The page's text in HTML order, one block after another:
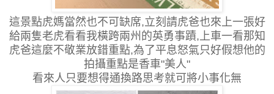
這景點虎媽當然也不可缺席,立刻請虎爸也來上一張好
給兩隻老虎看看我橫跨兩州的英勇事蹟,上車一看那知
虎爸這麼不敬業放錯重點,為了平息怒氣只好假想他的
拍攝重點是香車"美人"
看來人只要想得通換路思考就可將小事化無